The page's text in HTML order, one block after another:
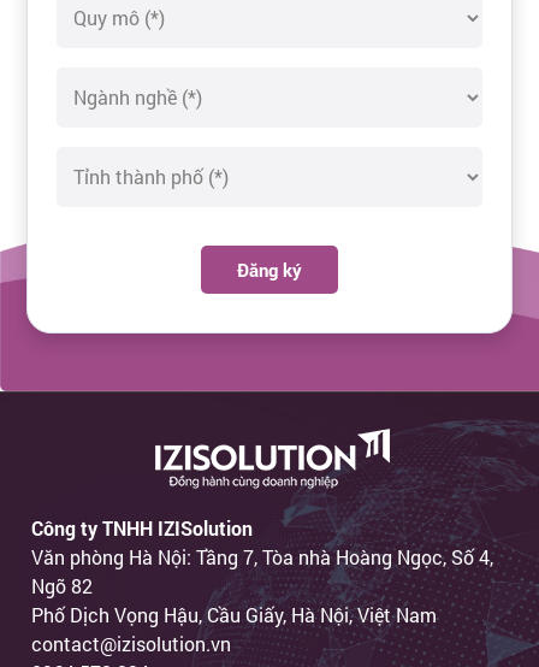
Đăng ký
Công ty TNHH IZISolution
Văn phòng Hà Nội: Tầng 7, Tòa nhà Hoàng Ngọc, Số 4,
Ngõ 82
Phố Dịch Vọng Hậu, Cầu Giấy, Hà Nội, Việt Nam
contact@izisolution.vn